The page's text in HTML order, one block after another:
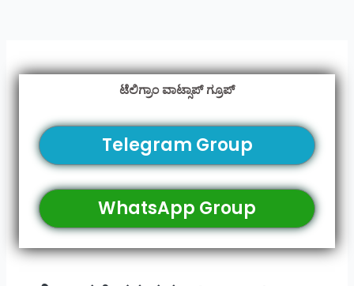
ಟೆಲಿಗ್ರಾಂ ವಾಟ್ಸಾಪ್ ಗ್ರೂಪ್
Telegram Group
WhatsApp Group